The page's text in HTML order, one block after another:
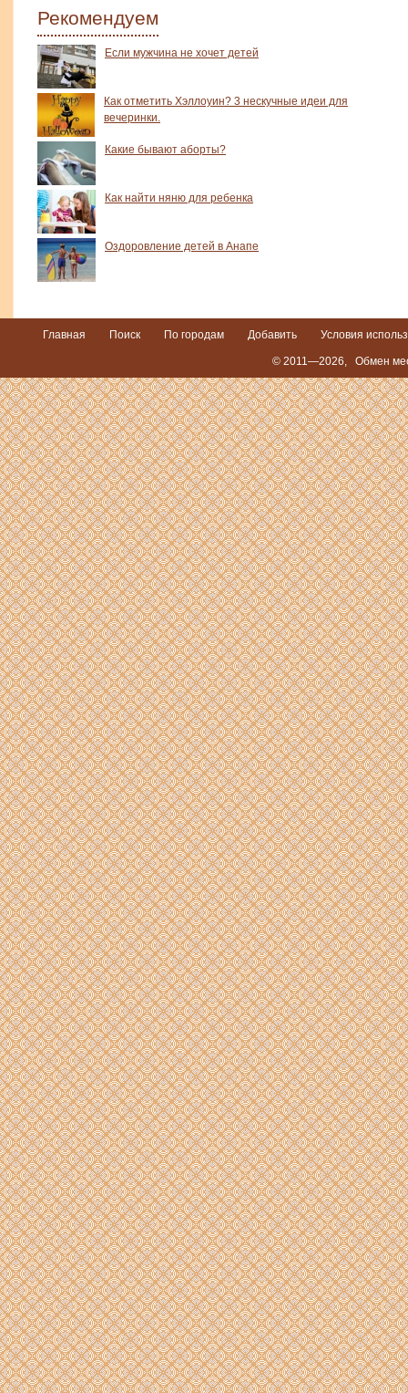
Рекомендуем
Если мужчина не хочет детей
Как отметить Хэллоуин? 3 нескучные идеи для
вечеринки.
Какие бывают аборты?
Как найти няню для ребенка
Оздоровление детей в Анапе
Главная Поиск По городам Добавить Условия
© 2011—2026, Обмен